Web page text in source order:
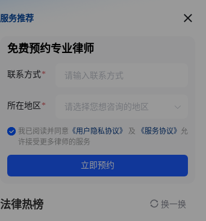
服务推荐
服务推荐
免费预约专业律师
联系方式
所在地区
我已阅读并同意 《用户隐私协议》 及 《服务协议》 允
许接受更多律师的服务
立即预约
法律热榜 换一换